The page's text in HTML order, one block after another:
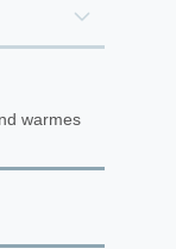
warmes